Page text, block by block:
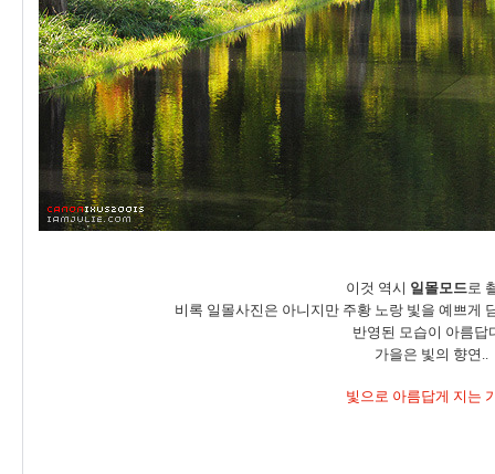
이것 역시 일몰모드로
비록 일몰사진은 아니지만 주황 노랑 빛을 예쁘게
반영된 모습이 아름답
가을은 빛의 향연..
빛으로 아름답게 지는